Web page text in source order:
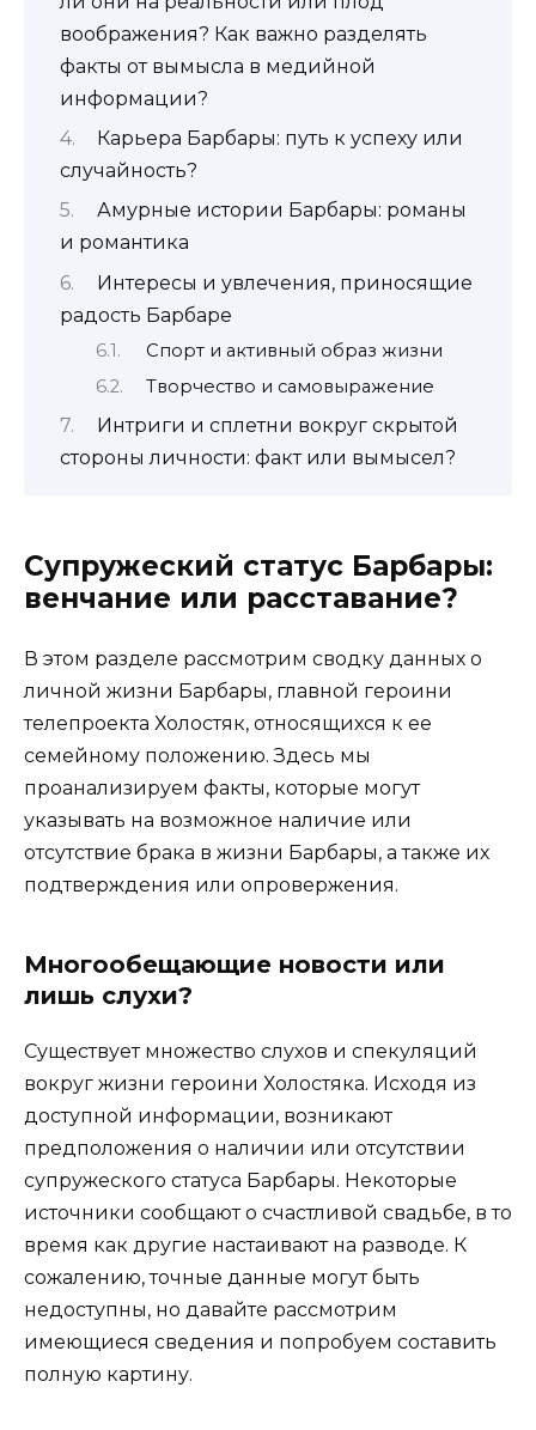
воображения? Как важно разделять
факты от вымысла в медийной
информации?
Карьера Барбары: путь к успеху или
случайность?
Амурные истории Барбары: романы
и романтика
Интересы и увлечения, приносящие
радость Барбаре
Спорт и активный образ жизни
Творчество и самовыражение
Интриги и сплетни вокруг скрытой
стороны личности: факт или вымысел?
Супружеский статус Барбары:
венчание или расставание?
В этом разделе рассмотрим сводку данных о
личной жизни Барбары, главной героини
телепроекта Холостяк, относящихся к ее
семейному положению. Здесь мы
проанализируем факты, которые могут
указывать на возможное наличие или
отсутствие брака в жизни Барбары, а также их
подтверждения или опровержения.
Многообещающие новости или
лишь слухи?
Существует множество слухов и спекуляций
вокруг жизни героини Холостяка. Исходя из
доступной информации, возникают
предположения о наличии или отсутствии
супружеского статуса Барбары. Некоторые
источники сообщают о счастливой свадьбе, в то
время как другие настаивают на разводе. К
сожалению, точные данные могут быть
недоступны, но давайте рассмотрим
имеющиеся сведения и попробуем составить
полную картину.